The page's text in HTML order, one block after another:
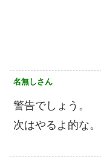
名無しさん
警告でしょう。
次はやるよ的な。